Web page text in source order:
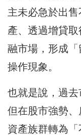
主未必急於出
產、透過增貸
融市場，形成
操作現象。
也就是說，過去
但在股市強勢
資產族群轉為